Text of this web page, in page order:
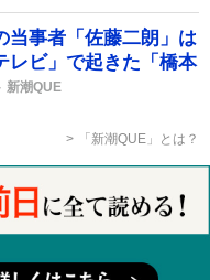
当事者「佐藤二朗」は
ビ」で起きた「橋本
新潮QUE
「新潮QUE」とは？